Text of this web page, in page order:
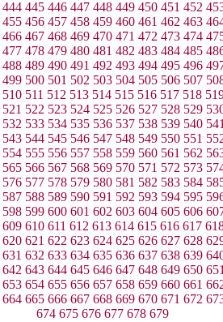
444 445 446 447 448 449 450 451 452
455 456 457 458 459 460 461 462 463
466 467 468 469 470 471 472 473 474
477 478 479 480 481 482 483 484 485
488 489 490 491 492 493 494 495 496
499 500 501 502 503 504 505 506 507
510 511 512 513 514 515 516 517 518
521 522 523 524 525 526 527 528 529
532 533 534 535 536 537 538 539 540
543 544 545 546 547 548 549 550 551
554 555 556 557 558 559 560 561 562
565 566 567 568 569 570 571 572 573
576 577 578 579 580 581 582 583 584
587 588 589 590 591 592 593 594 595
598 599 600 601 602 603 604 605 606
609 610 611 612 613 614 615 616 617
620 621 622 623 624 625 626 627 628
631 632 633 634 635 636 637 638 639
642 643 644 645 646 647 648 649 650
653 654 655 656 657 658 659 660 661
664 665 666 667 668 669 670 671 672
674 675 676 677 678 679